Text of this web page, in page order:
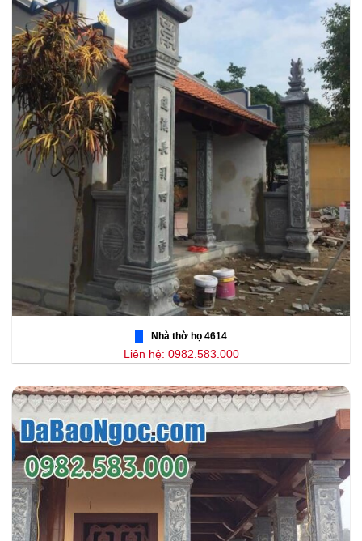
Nhà thờ họ 4614
Liên hệ: 0982.583.000